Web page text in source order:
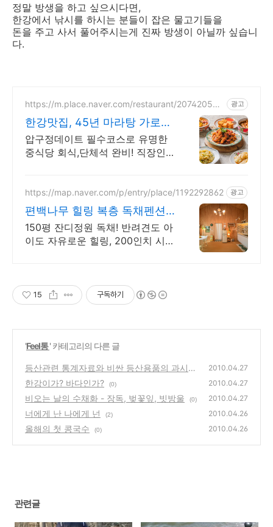
정말 방생을 하고 싶으시다면,
한강에서 낚시를 하시는 분들이 잡은 물고기들을
돈을 주고 사서 풀어주시는게 진짜 방생이 아닐까 싶습니
다.
https://m.place.naver.com/restaurant/207420536
광고
한강맛집, 45년 마라탕 가로수
길 웨이팅맛집
압구정데이트 필수코스로 유명한
중식당 회식,단체석 완비! 직장인
https://map.naver.com/p/entry/place/1192292862 광고
편백나무 힐링 복층 독채펜션
골프여행 최적! 곽지해변근처
150평 잔디정원 독채! 반려견도 아
이도 자유로운 힐링, 200인치 시네
15 구독하기
'Feel통' 카테고리의 다른 글
등산관련 통계자료와 비싼 등산용품의 과시욕
구에 대한 생각
(0)
2010.04.27
한강이가? 바다인가? (0) 2010.04.27
비오는 날의 수채화 - 장독, 벚꽃잎, 빗방울 (0) 2010.04.27
너에게 난 나에게 넌 (2) 2010.04.26
올해의 첫 콩국수 (0) 2010.04.26
관련글